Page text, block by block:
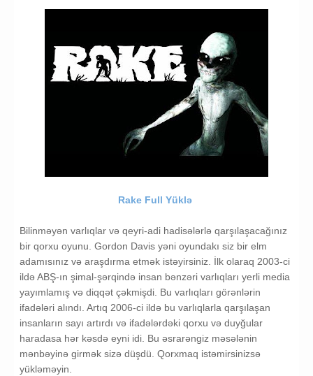
Rake Full Yüklə
Bilinməyən varlıqlar və qeyri-adi hadisələrlə qarşılaşacağınız
bir qorxu oyunu. Gordon Davis yəni oyundakı siz bir elm
adamısınız və araşdırma etmək istəyirsiniz. İlk olaraq 2003-ci
ildə ABŞ-ın şimal-şərqində insan bənzəri varlıqları yerli media
yayımlamış və diqqət çəkmişdi. Bu varlıqları görənlərin
ifadələri alındı. Artıq 2006-ci ildə bu varlıqlarla qarşılaşan
insanların sayı artırdı və ifadələrdəki qorxu və duyğular
haradasa hər kəsdə eyni idi. Bu əsrarəngiz məsələnin
mənbəyinə girmək sizə düşdü. Qorxmaq istəmirsinizsə
yükləməyin.